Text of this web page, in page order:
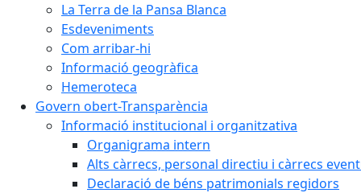
La Terra de la Pansa Blanca
Esdeveniments
Com arribar-hi
Informació geogràfica
Hemeroteca
Govern obert-Transparència
Informació institucional i organitzativa
Organigrama intern
Alts càrrecs, personal directiu i càrrecs
Declaració de béns patrimonials regidors